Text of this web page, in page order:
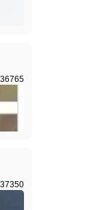
36765
37350